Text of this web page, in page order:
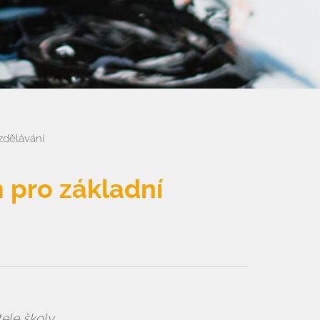
pro základní